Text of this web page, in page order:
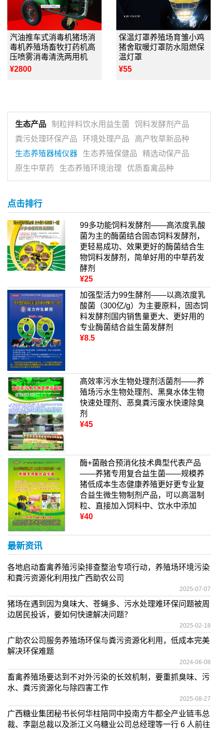
汽油推车式消毒机猪场消
毒机养殖场畜牧打药机高
压喷雾消毒清洗两用机
¥2800
保温灯罩养殖场育雏小鸡
猪舍取暖灯罩防水阻燃保
温灯罩
¥55
生态产品 制粒拌料饮水用益生菌
饲料发酵剂产品
粪污处理环保产品
环境处理产品
高产牧草新品种
生态养殖器械仪器
生态养殖保健品
精选动保产品
原生中草药
生态养殖环境治理 优质畜禽品种
点击排行
99多功能饲料发酵剂——高浓度乳酸
菌为主的酶菌结合固态饲料发酵剂，
更轻易成功、效果更好的酶菌结合生
物饲料发酵剂，简单好用的中草药发
酵剂
¥25
加强型活力99生酵剂——以高浓度乳
酸菌（300亿/g）为主要原料，固态饲
料发酵剂国内销售量更大、更好用的
专业酶菌结合益生菌发酵剂
¥8.5
高效率污水生物处理剂活菌剂——养
殖场污水生物处理剂、黑臭水体生物
快速处理剂、恶臭粪污废水快速除臭
剂
¥45
酶+菌融合预消化技术典型代表产品
——养猪专用复合益生菌——规模养
猪低成本生态健康养殖更好更专业复
合益生微生物制剂产品，可以高温制
粒、直接加入饲料中、饮水中添加
¥40
最新资讯
各地启动畜禽养殖污染排查整治专项行动，养殖场环境污染
和粪污资源化利用找广西助农公司
2025-07-07
猪场在遇到因为臭味大、苍蝇多、污水处理难环保问题被周
边居民投诉，要如何快速解决问题？
2025-02-18
广助农公司服务养殖场环保与粪污资源化利用，低成本完美
解决环保难题
2024-06-08
畜禽养殖场要达到不对外污染的长效机制，要重抓臭味、污
水、粪污资源化与除四害工作
2025-08-27
广西糖业集团秘书长何华柱陪同中投南方牛都全产业链韦总
裁、李副总裁以及浙江义乌糖业公司总经理等一行 6 人前往